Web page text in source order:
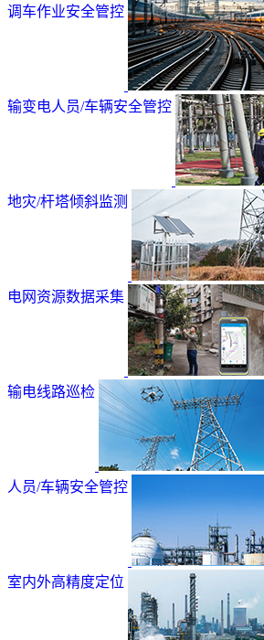
调车作业安全管控
输变电人员/车辆安全管控
地灾/杆塔倾斜监测
电网资源数据采集
输电线路巡检
人员/车辆安全管控
室内外高精度定位